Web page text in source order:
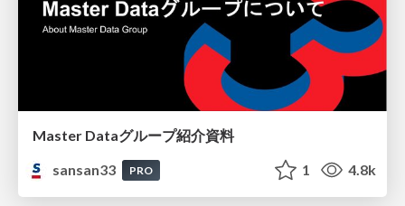
Master Dataグループ紹介資料
sansan33
PRO 1 4.8k